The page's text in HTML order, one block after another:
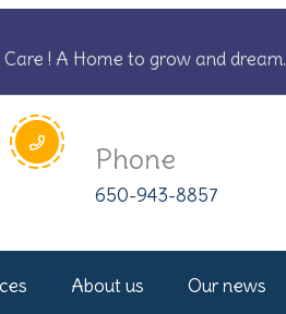
! A Home to grow and dream.
Phone
650-943-8857
About us Our news